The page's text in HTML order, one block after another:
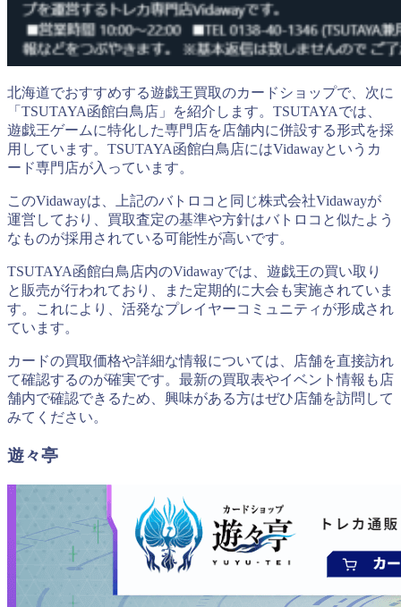
北海道でおすすめする遊戯王買取のカードショップで、次に
「TSUTAYA函館白鳥店」を紹介します。TSUTAYAでは、
遊戯王ゲームに特化した専門店を店舗内に併設する形式を採
用しています。TSUTAYA函館白鳥店にはVidawayというカ
ード専門店が入っています。
このVidawayは、上記のバトロコと同じ株式会社Vidawayが
運営しており、買取査定の基準や方針はバトロコと似たよう
なものが採用されている可能性が高いです。
TSUTAYA函館白鳥店内のVidawayでは、遊戯王の買い取り
と販売が行われており、また定期的に大会も実施されていま
す。これにより、活発なプレイヤーコミュニティが形成され
ています。
カードの買取価格や詳細な情報については、店舗を直接訪れ
て確認するのが確実です。最新の買取表やイベント情報も店
舗内で確認できるため、興味がある方はぜひ店舗を訪問して
みてください。
遊々亭